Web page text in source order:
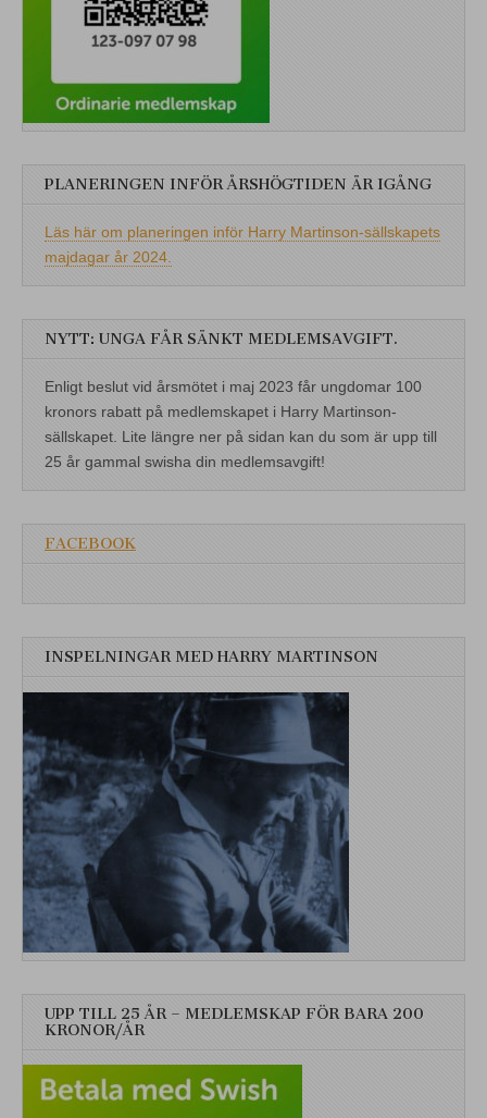
PLANERINGEN INFÖR ÅRSHÖGTIDEN ÄR IGÅNG
Läs här om planeringen inför Harry Martinson-sällskapets
majdagar år 2024.
NYTT: UNGA FÅR SÄNKT MEDLEMSAVGIFT.
Enligt beslut vid årsmötet i maj 2023 får ungdomar 100
kronors rabatt på medlemskapet i Harry Martinson-
sällskapet. Lite längre ner på sidan kan du som är upp till
25 år gammal swisha din medlemsavgift!
FACEBOOK
INSPELNINGAR MED HARRY MARTINSON
UPP TILL 25 ÅR – MEDLEMSKAP FÖR BARA 200
KRONOR/ÅR